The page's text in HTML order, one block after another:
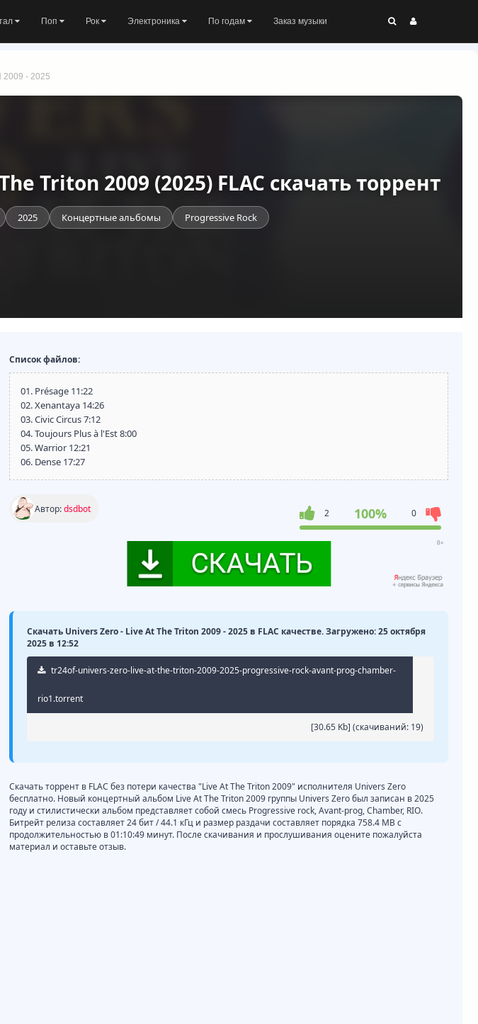
Поп Рок Электроника По годам Заказ музыки
2009 - 2025
Triton 2009 (2025) FLAC скачать торрент
2025 Концертные альбомы Progressive Rock
Список файлов:
01. Présage 11:22
02. Xenantaya 14:26
03. Civic Circus 7:12
04. Toujours Plus à l'Est 8:00
05. Warrior 12:21
06. Dense 17:27
Автор:dsdbot 2 100% 0
Скачать Univers Zero - Live At The Triton 2009 - 2025 в FLAC качестве. Загружено: 25 октября
2025 в 12:52
tr24of-univers-zero-live-at-the-triton-2009-2025-progressive-rock-avant-prog-chamber-
rio1.torrent
[30.65 Kb] (cкачиваний: 19)
Скачать торрент в FLAC без потери качества "Live At The Triton 2009" исполнителя Univers Zero
бесплатно. Новый концертный альбом Live At The Triton 2009 группы Univers Zero был записан в 2025
году и стилистически альбом представляет собой смесь Progressive rock, Avant-prog, Chamber, RIO.
Битрейт релиза составляет 24 бит / 44.1 кГц и размер раздачи составляет порядка 758.4 MB с
продолжительностью в 01:10:49 минут. После скачивания и прослушивания оцените пожалуйста
материал и оставьте отзыв.